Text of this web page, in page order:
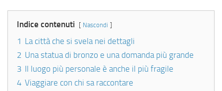
Indice contenuti Nascondi
1 La città che si svela nei dettagli
2 Una statua di bronzo e una domanda più grande
3 Il luogo più personale è anche il più fragile
4 Viaggiare con chi sa raccontare